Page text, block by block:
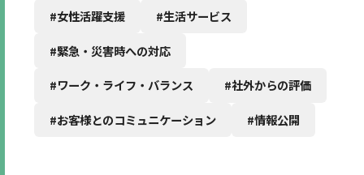
#女性活躍支援 #生活サービス
#緊急・災害時への対応
#ワーク・ライフ・バランス #社外からの評価
#お客様とのコミュニケーション #情報公開